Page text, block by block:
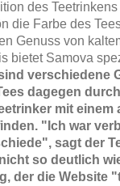
des
die Farbe des
Genuss von
bietet Samova
verschiedene
dagegen
mit einem
"Ich war
sagt der
so deutlich
der die Website